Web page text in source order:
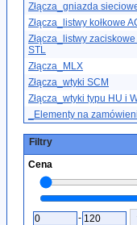
Złącza_gniazda
Złącza_listwy kołkowe
Złącza_listwy zaciskowe
STL
Złącza_MLX
Złącza_wtyki SCM
Złącza_wtyki typu HU i
_Elementy na
Filtry
Cena
-